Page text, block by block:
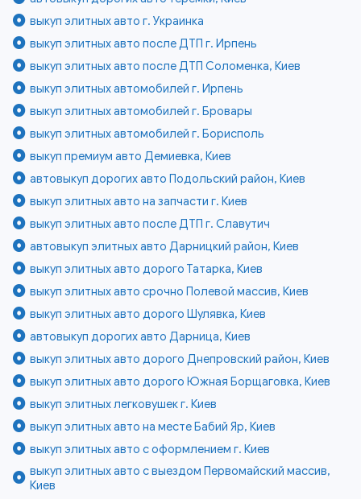
выкуп элитных авто г. Украинка
выкуп элитных авто после ДТП г. Ирпень
выкуп элитных авто после ДТП Соломенка, Киев
выкуп элитных автомобилей г. Ирпень
выкуп элитных автомобилей г. Бровары
выкуп элитных автомобилей г. Борисполь
выкуп премиум авто Демиевка, Киев
автовыкуп дорогих авто Подольский район, Киев
выкуп элитных авто на запчасти г. Киев
выкуп элитных авто после ДТП г. Славутич
автовыкуп элитных авто Дарницкий район, Киев
выкуп элитных авто дорого Татарка, Киев
выкуп элитных авто срочно Полевой массив, Киев
выкуп элитных авто дорого Шулявка, Киев
автовыкуп дорогих авто Дарница, Киев
выкуп элитных авто дорого Днепровский район, Киев
выкуп элитных авто дорого Южная Борщаговка, Киев
выкуп элитных легковушек г. Киев
выкуп элитных авто на месте Бабий Яр, Киев
выкуп элитных авто с оформлением г. Киев
выкуп элитных авто с выездом Первомайский массив,
Киев